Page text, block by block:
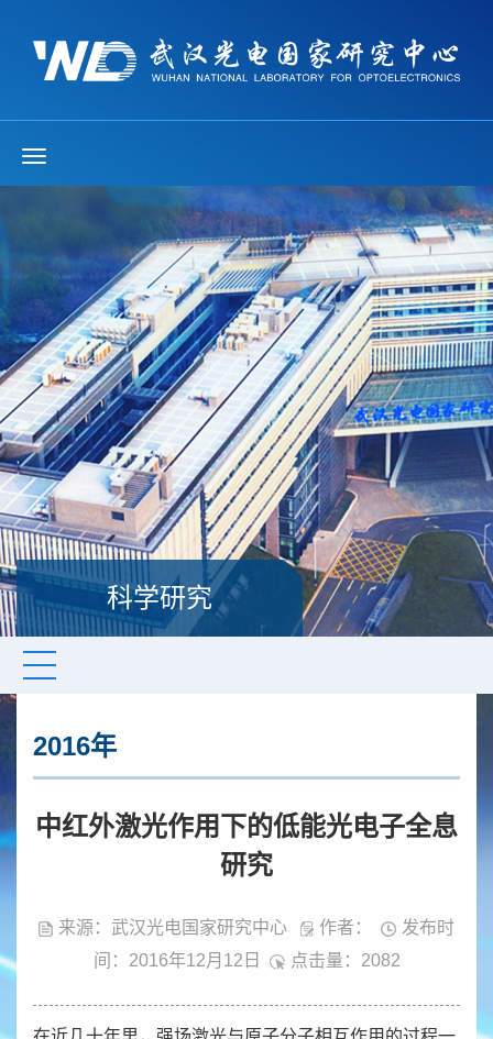
科学研究
2016年
中红外激光作用下的低能光电子全息
研究
来源：武汉光电国家研究中心 作者：
发布时
间：2016年12月12日
点击量： 2082